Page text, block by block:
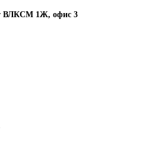
ВЛКСМ 1Ж, офис 3